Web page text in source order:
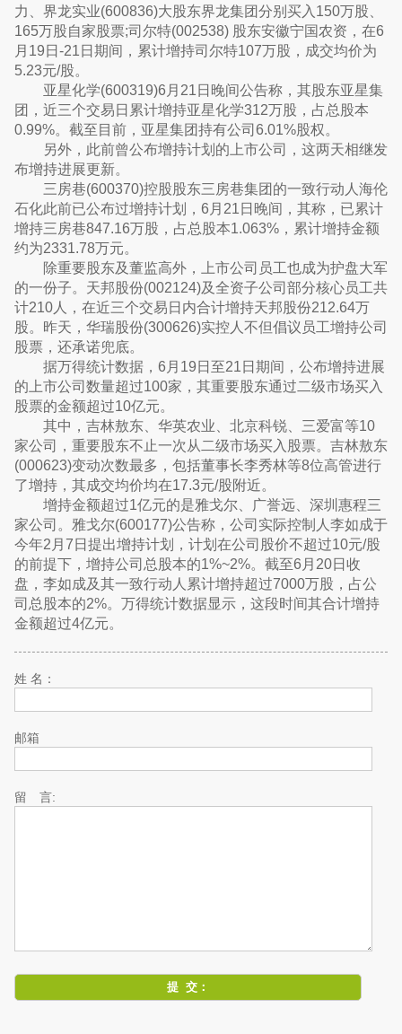
力、界龙实业(600836)大股东界龙集团分别买入150万股、
165万股自家股票;司尔特(002538) 股东安徽宁国农资，在6
月19日-21日期间，累计增持司尔特107万股，成交均价为
5.23元/股。
亚星化学(600319)6月21日晚间公告称，其股东亚星集
团，近三个交易日累计增持亚星化学312万股，占总股本
0.99%。截至目前，亚星集团持有公司6.01%股权。
另外，此前曾公布增持计划的上市公司，这两天相继发
布增持进展更新。
三房巷(600370)控股股东三房巷集团的一致行动人海伦
石化此前已公布过增持计划，6月21日晚间，其称，已累计
增持三房巷847.16万股，占总股本1.063%，累计增持金额
约为2331.78万元。
除重要股东及董监高外，上市公司员工也成为护盘大军
的一份子。天邦股份(002124)及全资子公司部分核心员工共
计210人，在近三个交易日内合计增持天邦股份212.64万
股。昨天，华瑞股份(300626)实控人不但倡议员工增持公司
股票，还承诺兜底。
据万得统计数据，6月19日至21日期间，公布增持进展
的上市公司数量超过100家，其重要股东通过二级市场买入
股票的金额超过10亿元。
其中，吉林敖东、华英农业、北京科锐、三爱富等10
家公司，重要股东不止一次从二级市场买入股票。吉林敖东
(000623)变动次数最多，包括董事长李秀林等8位高管进行
了增持，其成交均价均在17.3元/股附近。
增持金额超过1亿元的是雅戈尔、广誉远、深圳惠程三
家公司。雅戈尔(600177)公告称，公司实际控制人李如成于
今年2月7日提出增持计划，计划在公司股价不超过10元/股
的前提下，增持公司总股本的1%~2%。截至6月20日收
盘，李如成及其一致行动人累计增持超过7000万股，占公
司总股本的2%。万得统计数据显示，这段时间其合计增持
金额超过4亿元。
姓 名：
邮箱
留 言: